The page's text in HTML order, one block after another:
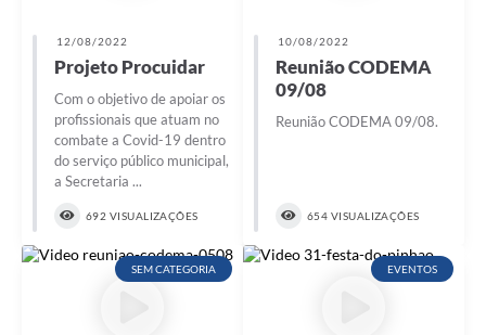
12/08/2022
Projeto Procuidar
Com o objetivo de apoiar os
profissionais que atuam no
combate a Covid-19 dentro
do serviço público municipal,
a Secretaria ...
692 VISUALIZAÇÕES
10/08/2022
Reunião CODEMA
09/08
Reunião CODEMA 09/08.
654 VISUALIZAÇÕES
SEM CATEGORIA EVENTOS